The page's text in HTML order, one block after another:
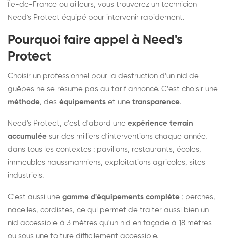
Île-de-France ou ailleurs, vous trouverez un technicien
Need's Protect équipé pour intervenir rapidement.
Pourquoi faire appel à Need's
Protect
Choisir un professionnel pour la destruction d'un nid de
guêpes ne se résume pas au tarif annoncé. C'est choisir une
méthode, des équipements et une transparence.
Need's Protect, c'est d'abord une expérience terrain
accumulée sur des milliers d'interventions chaque année,
dans tous les contextes : pavillons, restaurants, écoles,
immeubles haussmanniens, exploitations agricoles, sites
industriels.
C'est aussi une gamme d'équipements complète : perches,
nacelles, cordistes, ce qui permet de traiter aussi bien un
nid accessible à 3 mètres qu'un nid en façade à 18 mètres
ou sous une toiture difficilement accessible.